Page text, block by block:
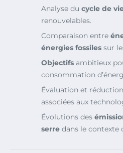
Analyse du cycle de
renouvelables.
Comparaison entre
énergies fossiles sur
Objectifs ambitieux
consommation
Évaluation et
associées aux
Évolutions des
serre dans le contexte